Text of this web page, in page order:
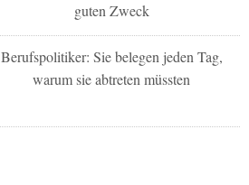
guten Zweck
Berufspolitiker: Sie belegen jeden Tag,
warum sie abtreten müssten